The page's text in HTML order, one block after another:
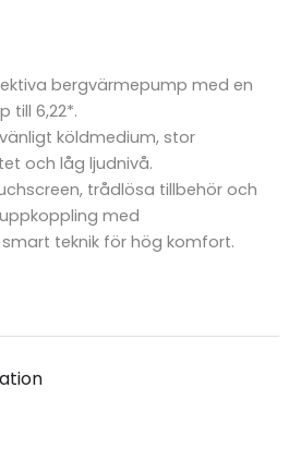
bergvärmepump med en
till 6,22*.
köldmedium, stor
och låg ljudnivå.
trådlösa tillbehör och
med
teknik för hög komfort.